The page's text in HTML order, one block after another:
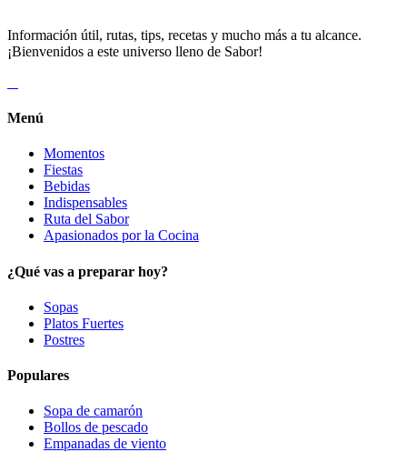
Información útil, rutas, tips, recetas y mucho más a tu alcance.
¡Bienvenidos a este universo lleno de Sabor!
Menú
Momentos
Fiestas
Bebidas
Indispensables
Ruta del Sabor
Apasionados por la Cocina
¿Qué vas a preparar hoy?
Sopas
Platos Fuertes
Postres
Populares
Sopa de camarón
Bollos de pescado
Empanadas de viento